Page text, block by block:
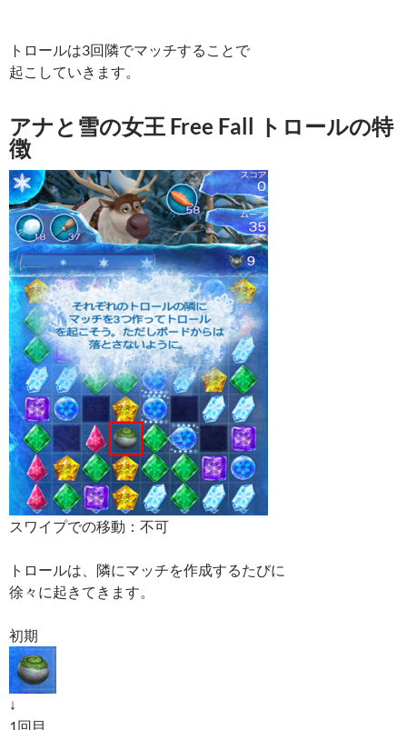
トロールは3回隣でマッチすることで
起こしていきます。
アナと雪の女王 Free Fall トロールの特
徴
スワイプでの移動：不可
トロールは、隣にマッチを作成するたびに
徐々に起きてきます。
初期
↓
1回目